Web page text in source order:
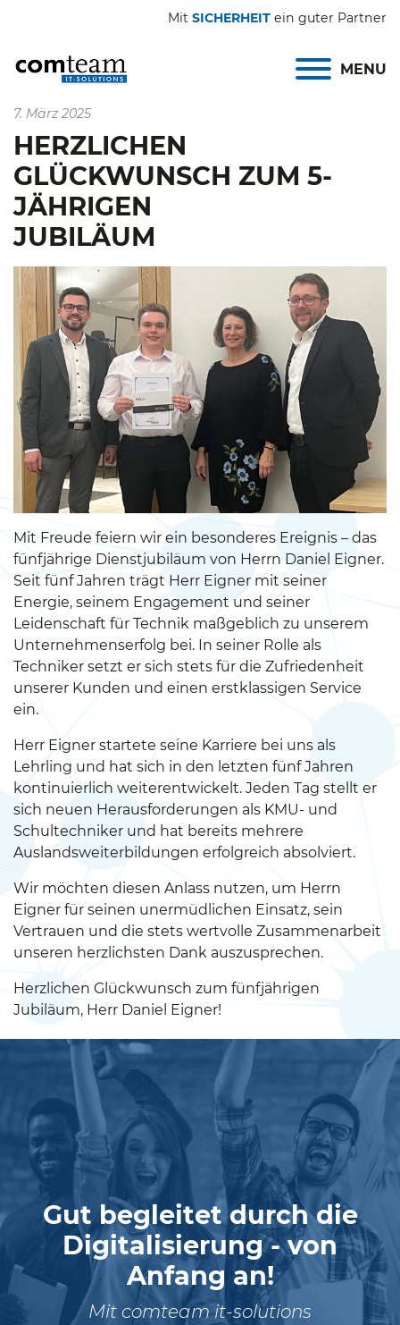
Mit SICHERHEIT ein guter Partner
MENU
7. März 2025
HERZLICHEN
GLÜCKWUNSCH ZUM 5-
JÄHRIGEN
JUBILÄUM
Mit Freude feiern wir ein besonderes Ereignis – das
fünfjährige Dienstjubiläum von Herrn Daniel Eigner.
Seit fünf Jahren trägt Herr Eigner mit seiner
Energie, seinem Engagement und seiner
Leidenschaft für Technik maßgeblich zu unserem
Unternehmenserfolg bei. In seiner Rolle als
Techniker setzt er sich stets für die Zufriedenheit
unserer Kunden und einen erstklassigen Service
ein.
Herr Eigner startete seine Karriere bei uns als
Lehrling und hat sich in den letzten fünf Jahren
kontinuierlich weiterentwickelt. Jeden Tag stellt er
sich neuen Herausforderungen als KMU- und
Schultechniker und hat bereits mehrere
Auslandsweiterbildungen erfolgreich absolviert.
Wir möchten diesen Anlass nutzen, um Herrn
Eigner für seinen unermüdlichen Einsatz, sein
Vertrauen und die stets wertvolle Zusammenarbeit
unseren herzlichsten Dank auszusprechen.
Herzlichen Glückwunsch zum fünfjährigen
Jubiläum, Herr Daniel Eigner!
Gut begleitet durch die
Digitalisierung - von
Anfang an!
Mit comteam it-solutions